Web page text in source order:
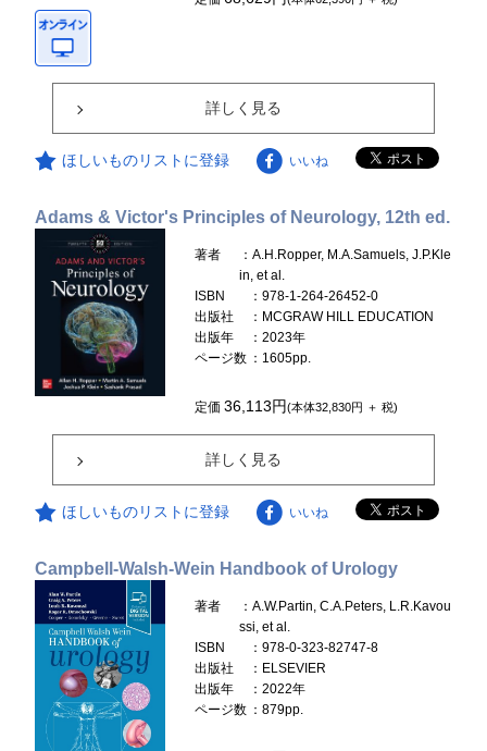
詳しく見る
ほしいものリストに登録 いいね
Adams & Victor's Principles of Neurology, 12th ed.
著者
：A.H.Ropper, M.A.Samuels, J.P.Kle
in, et al.
ISBN
：978-1-264-26452-0
出版社
：MCGRAW HILL EDUCATION
出版年
：2023年
ページ数 ：1605pp.
定価36,113円(本体32,830円 ＋ 税)
詳しく見る
ほしいものリストに登録 いいね
Campbell-Walsh-Wein Handbook of Urology
著者
：A.W.Partin, C.A.Peters, L.R.Kavou
ssi, et al.
ISBN
：978-0-323-82747-8
出版社
：ELSEVIER
出版年
：2022年
ページ数 ：879pp.